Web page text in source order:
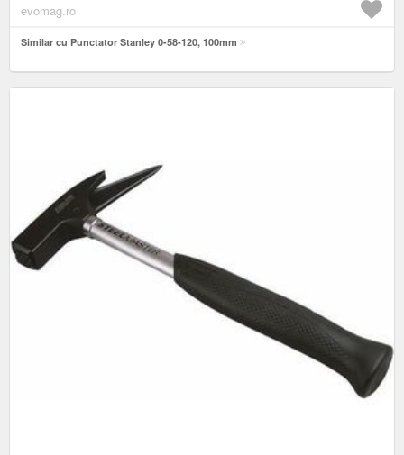
evomag.ro
Similar cu Punctator Stanley 0-58-120, 100mm